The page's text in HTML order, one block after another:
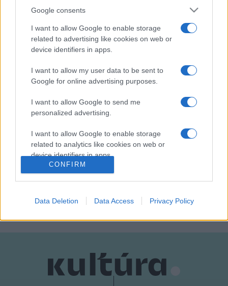
Google consents
I want to allow Google to enable storage
related to advertising like cookies on web or
device identifiers in apps.
I want to allow my user data to be sent to
Google for online advertising purposes.
I want to allow Google to send me
personalized advertising.
I want to allow Google to enable storage
related to analytics like cookies on web or
device identifiers in apps.
I want to allow Google to enable storage
I want to allow Google to enable storage
related to personalization.
functionality and fraud prevention, and other
user protection.
CONFIRM
Data Deletion Data Access Privacy Policy
Bodrogi Gyula (Lali apja)
Básti Juli (Joli)
Gesztesi Károly (Feri)
Kovács Koko István